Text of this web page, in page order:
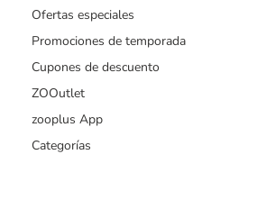
Ofertas especiales
Promociones de temporada
Cupones de descuento
ZOOutlet
zooplus App
Categorías